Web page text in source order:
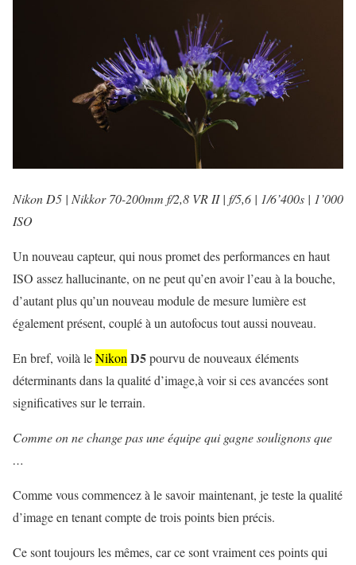
Nikon D5 | Nikkor 70-200mm f/2,8 VR II | f/5,6 | 1/6’400s | 1’000
ISO
Un nouveau capteur, qui nous promet des performances en haut
ISO assez hallucinante, on ne peut qu’en avoir l’eau à la bouche,
d’autant plus qu’un nouveau module de mesure lumière est
également présent, couplé à un autofocus tout aussi nouveau.
En bref, voilà leNikonD5pourvu de nouveaux éléments
déterminants dans la qualité d’image,à voir si ces avancées sont
significatives sur le terrain.
Comme on ne change pas une équipe qui gagne soulignons que
…
Comme vous commencez à le savoir maintenant, je teste la qualité
d’image en tenant compte de trois points bien précis.
Ce sont toujours les mêmes, car ce sont vraiment ces points qui